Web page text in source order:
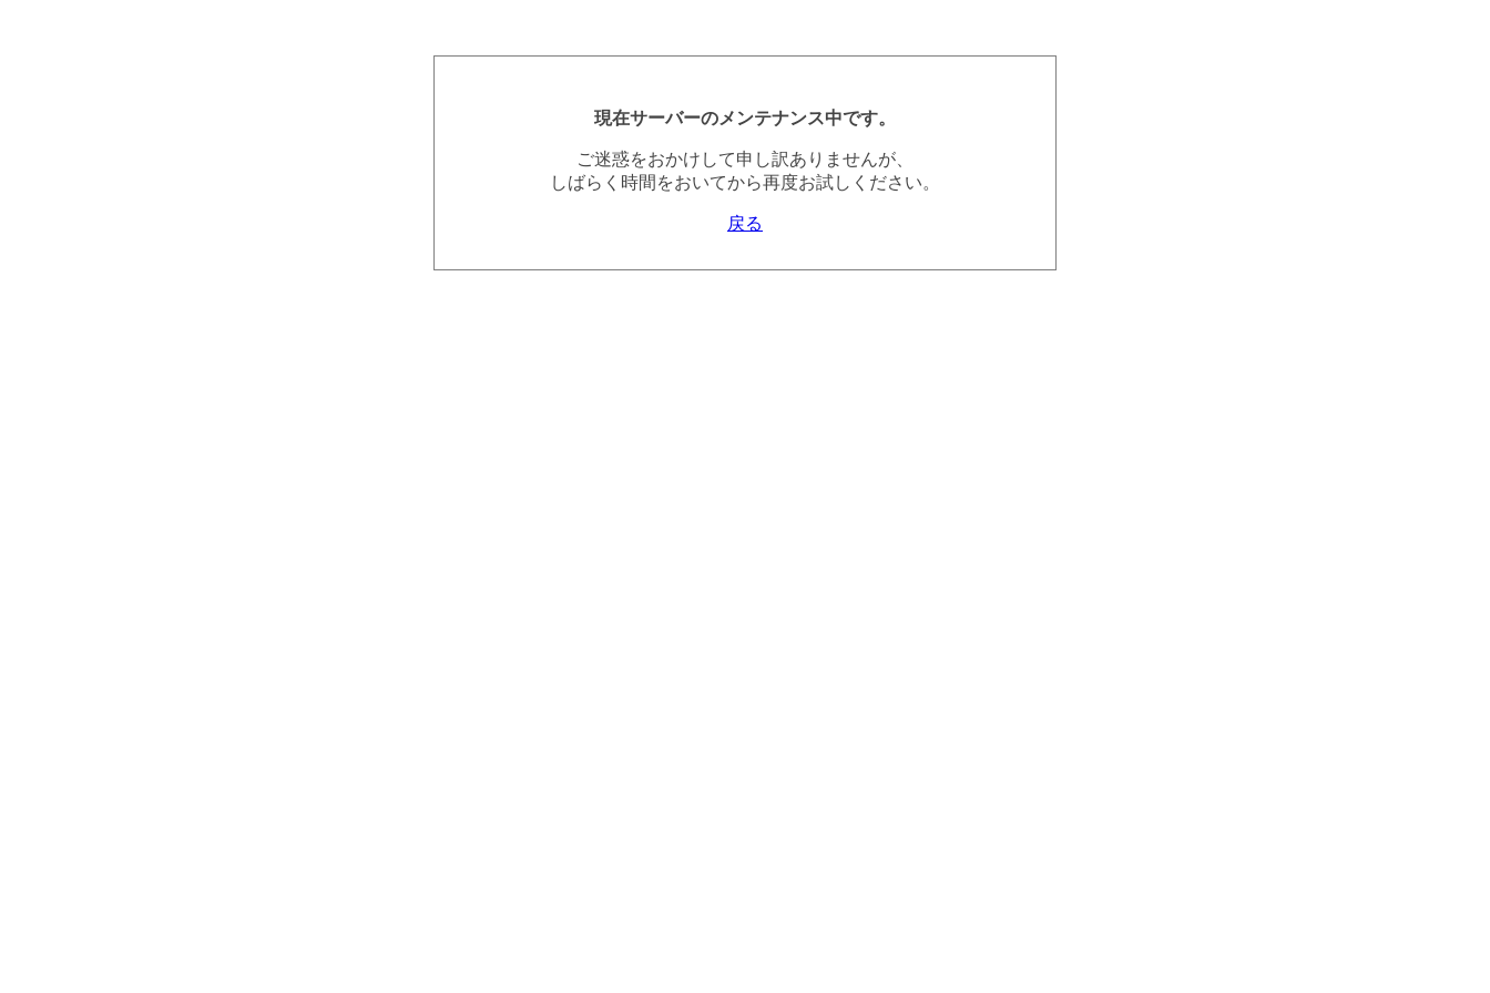
現在サーバーのメンテナンス中です。
ご迷惑をおかけして申し訳ありませんが、
しばらく時間をおいてから再度お試しください。
戻る